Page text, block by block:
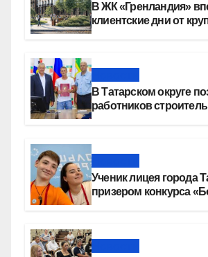
В ЖК «Гренландия»
клиентские дни от
В Татарском округе
работников
Ученик лицея города
призером конкурса